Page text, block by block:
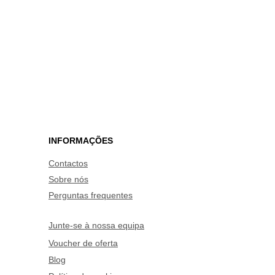
INFORMAÇÕES
Contactos
Sobre nós
Perguntas frequentes
Junte-se à nossa equipa
Voucher de oferta
Blog